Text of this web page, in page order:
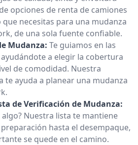
opciones de renta de camiones
que necesitas para una mudanza
de una sola fuente confiable.
Mudanza: Te guiamos en las
a elegir la cobertura
de comodidad. Nuestra
te ayuda a planear una mudanza
de Verificación de Mudanza:
Nuestra lista te mantiene
hasta el desempaque,
se quede en el camino.